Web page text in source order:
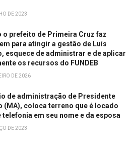
DE 2023
o prefeito de Primeira Cruz faz
para atingir a gestão de Luís
esquece de administrar e de aplicar
os recursos do FUNDEB
DE 2026
de administração de Presidente
(MA), coloca terreno que é locado
em seu nome e da esposa
DE 2023